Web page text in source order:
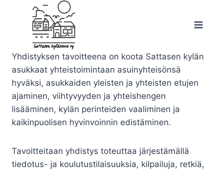
sisältöön
Yhdistyksen tavoitteena on koota Sattasen kylän
asukkaat yhteistoimintaan asuinyhteisönsä
hyväksi, asukkaiden yleisten ja yhteisten etujen
ajaminen, viihtyvyyden ja yhteishengen
lisääminen, kylän perinteiden vaaliminen ja
kaikinpuolisen hyvinvoinnin edistäminen.
Tavoitteitaan yhdistys toteuttaa järjestämällä
tiedotus- ja koulutustilaisuuksia, kilpailuja, retkiä,